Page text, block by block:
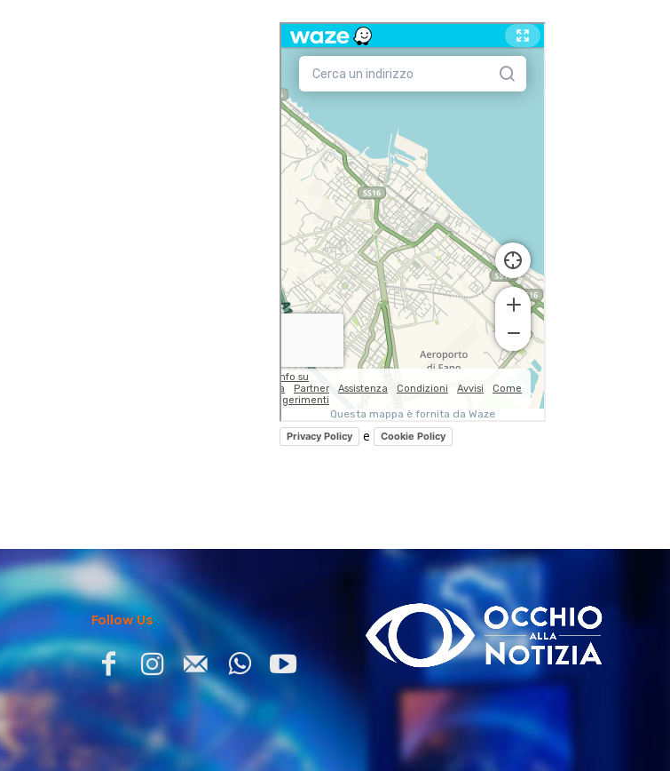
Privacy Policy e Cookie Policy
Follow Us